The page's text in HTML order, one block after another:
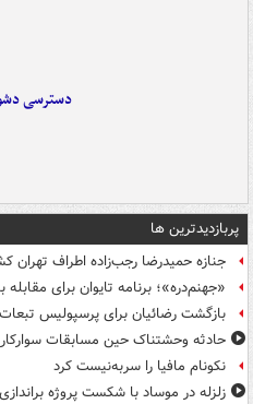
دسترسی
پربازدیدترین ها
جنازه حمیدرضا رجب‌زاده اطراف
«جهنم‌دره»؛ برنامه تایوان برای
بازگشت رضائیان برای پرسپولیس تبعات
حادثه وحشتناک حین مسابقات
نکونام مافیا را سربه‌نیست کرد
زلزله در موساد با شکست پروژه